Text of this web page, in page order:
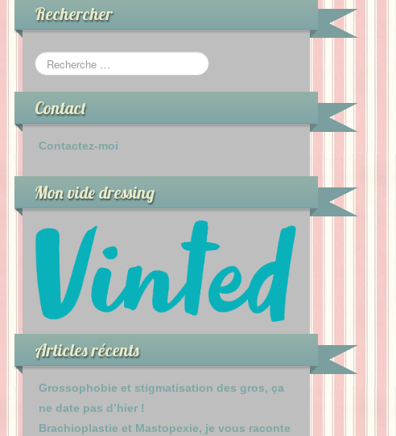
Rechercher
Contact
Contactez-moi
Mon vide dressing
Articles récents
Grossophobie et stigmatisation des gros, ça
ne date pas d’hier !
Brachioplastie et Mastopexie, je vous raconte